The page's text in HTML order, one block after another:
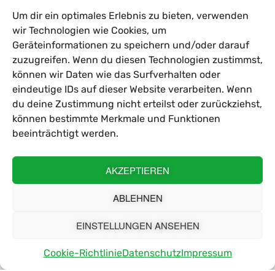
Um dir ein optimales Erlebnis zu bieten, verwenden
wir Technologien wie Cookies, um
Geräteinformationen zu speichern und/oder darauf
zuzugreifen. Wenn du diesen Technologien zustimmst,
können wir Daten wie das Surfverhalten oder
eindeutige IDs auf dieser Website verarbeiten. Wenn
du deine Zustimmung nicht erteilst oder zurückziehst,
können bestimmte Merkmale und Funktionen
beeinträchtigt werden.
AKZEPTIEREN
ABLEHNEN
EINSTELLUNGEN ANSEHEN
Cookie-RichtlinieDatenschutzImpressum
Suche
Zur Zeit haben wir in diesem Bereich
keine Jobangebote.